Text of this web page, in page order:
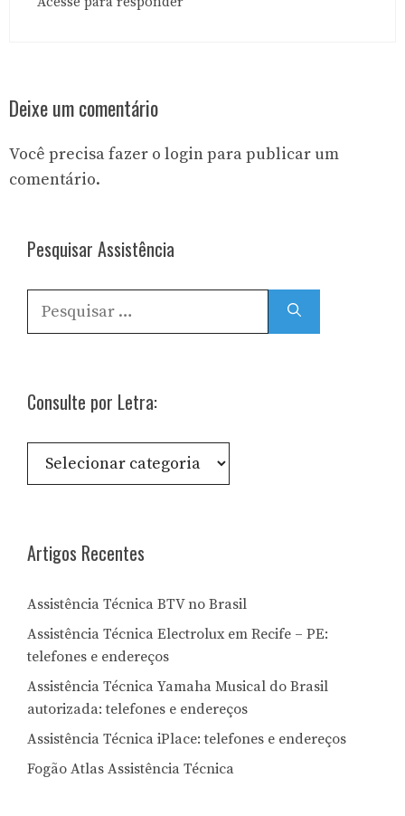
Deixe um comentário
Você precisa fazer o loginpara publicar um
comentário.
Pesquisar Assistência
Pesquisar
por:
Consulte por Letra:
Consulte
Artigos Recentes
Assistência Técnica BTV no Brasil
Assistência Técnica Electrolux em Recife – PE:
telefones e endereços
Assistência Técnica Yamaha Musical do Brasil
autorizada: telefones e endereços
Assistência Técnica iPlace: telefones e endereços
Fogão Atlas Assistência Técnica